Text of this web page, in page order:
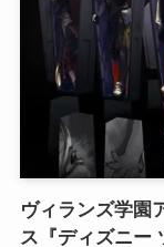
ヴィランズ学園
ス『ディズニー